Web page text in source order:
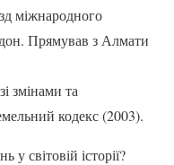
міжнародного
Прямував з Алмати
змінами та
кодекс (2003).
у світовій історії?